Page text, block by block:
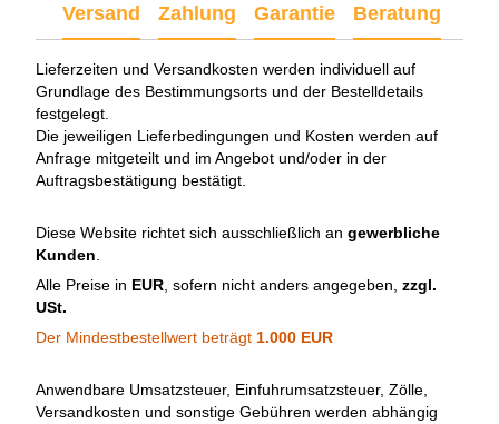
Versand Zahlung Garantie Beratung
Lieferzeiten und Versandkosten werden individuell auf
Grundlage des Bestimmungsorts und der Bestelldetails
festgelegt.
Die jeweiligen Lieferbedingungen und Kosten werden auf
Anfrage mitgeteilt und im Angebot und/oder in der
Auftragsbestätigung bestätigt.
Diese Website richtet sich ausschließlich an gewerbliche
Kunden
Alle Preise in EUR , sofern nicht anders angegeben, zzgl.
USt.
Der Mindestbestellwert beträgt 1.000 EUR
Anwendbare Umsatzsteuer, Einfuhrumsatzsteuer, Zölle,
Versandkosten und sonstige Gebühren werden abhängig